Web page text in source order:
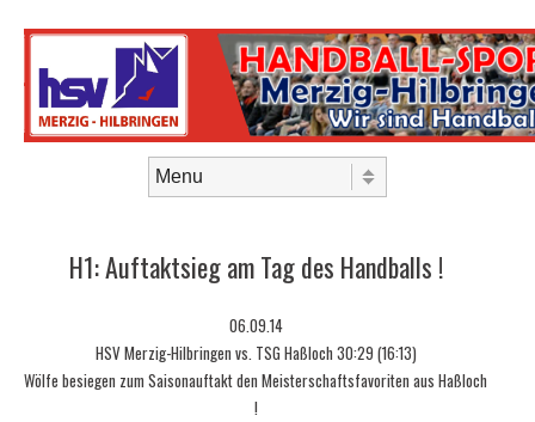
H1: Auftaktsieg am Tag des Handballs !
06.09.14
HSV Merzig-Hilbringen vs. TSG Haßloch 30:29 (16:13)
Wölfe besiegen zum Saisonauftakt den Meisterschaftsfavoriten aus Haßloch
!